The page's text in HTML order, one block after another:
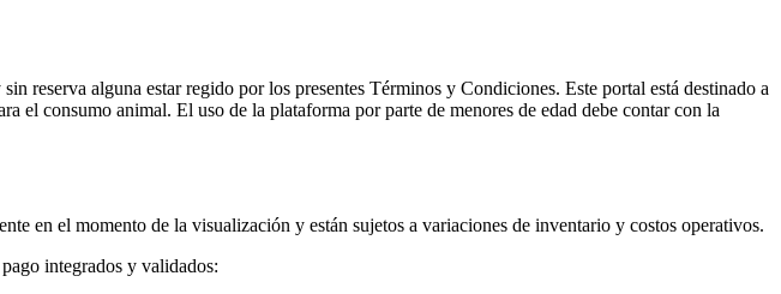
reserva alguna estar regido por los presentes Términos y Condiciones. Este portal está destinado a
el consumo animal. El uso de la plataforma por parte de menores de edad debe contar con la
en el momento de la visualización y están sujetos a variaciones de inventario y costos operativos.
integrados y validados: